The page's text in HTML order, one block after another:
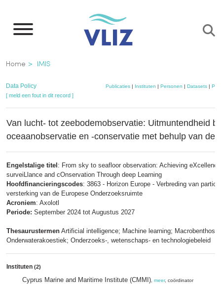
naar
inhoud
gaan
Kruimelpad
Home IMIS
Data Policy Publicaties | Instituten | Personen | Datasets |
[ meld een fout in dit record ]
Van lucht- tot zeebodemobservatie: Uitmuntendheid
oceaanobservatie en -conservatie met behulp van
Engelstalige titel : From sky to seafloor observation: Achieving
surveiLlance and cOnservation Through deep Learning
Hoofdfinancieringscodes: 3863 - Horizon Europe - Verbreding van
versterking van de Europese Onderzoeksruimte
Acroniem: Axolotl
Periode: September 2024 tot Augustus 2027
Thesaurustermen Artificial intelligence; Machine learning; Macrobenthos;
Onderwaterakoestiek; Onderzoeks-, wetenschaps- en technologiebeleid
Instituten (2)
Cyprus Marine and Maritime Institute (CMMI) meer, coördinator